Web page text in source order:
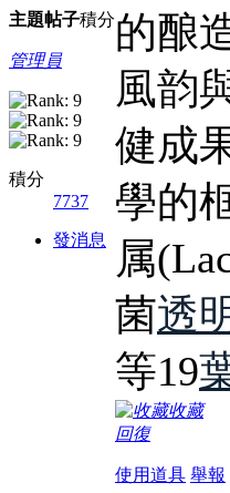
主題帖子積分
管理員
積分
7737
發消息
的酿
風韵
健成
學的
属
菌透
等19
收藏
回復
使用道具 舉報